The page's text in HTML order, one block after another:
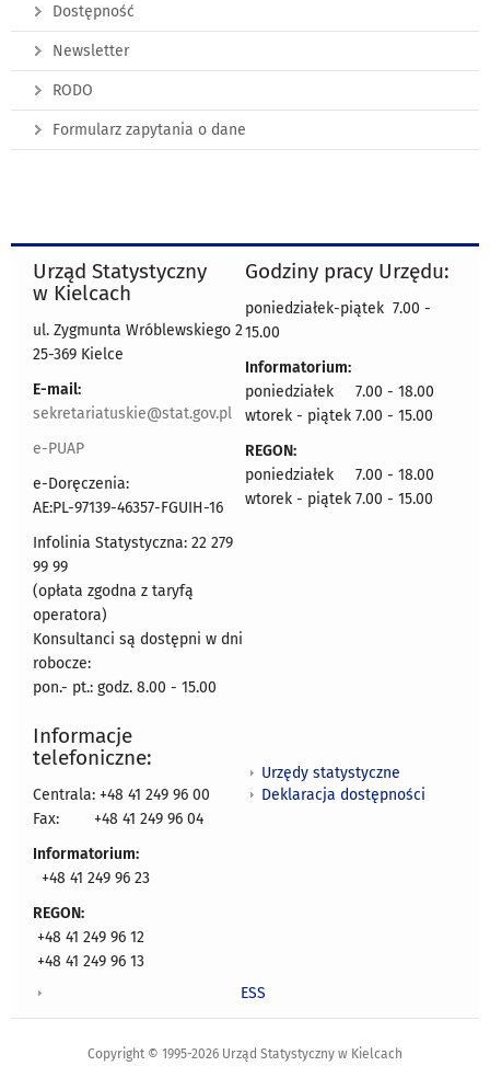
Dostępność
Newsletter
RODO
Formularz zapytania o dane
Urząd Statystyczny
w Kielcach
ul. Zygmunta Wróblewskiego 2
25-369 Kielce
E-mail:
sekretariatuskie@stat.gov.pl
e-PUAP
e-Doręczenia:
AE:PL-97139-46357-FGUIH-16
Infolinia Statystyczna: 22 279
99 99
(opłata zgodna z taryfą
operatora)
Konsultanci są dostępni w dni
robocze:
pon.- pt.: godz. 8.00 - 15.00
Godziny pracy Urzędu:
poniedziałek-piątek 7.00 -
15.00
Informatorium:
poniedziałek 7.00 - 18.00
wtorek - piątek 7.00 - 15.00
REGON:
poniedziałek 7.00 - 18.00
wtorek - piątek 7.00 - 15.00
Informacje
telefoniczne:
Centrala: +48 41 249 96 00
Fax:
+48 41 249 96 04
Informatorium:
+48 41 249 96 23
REGON:
+48 41 249 96 12
+48 41 249 96 13
Urzędy statystyczne
Deklaracja dostępności
ESS
Copyright © 1995-2026 Urząd Statystyczny w Kielcach